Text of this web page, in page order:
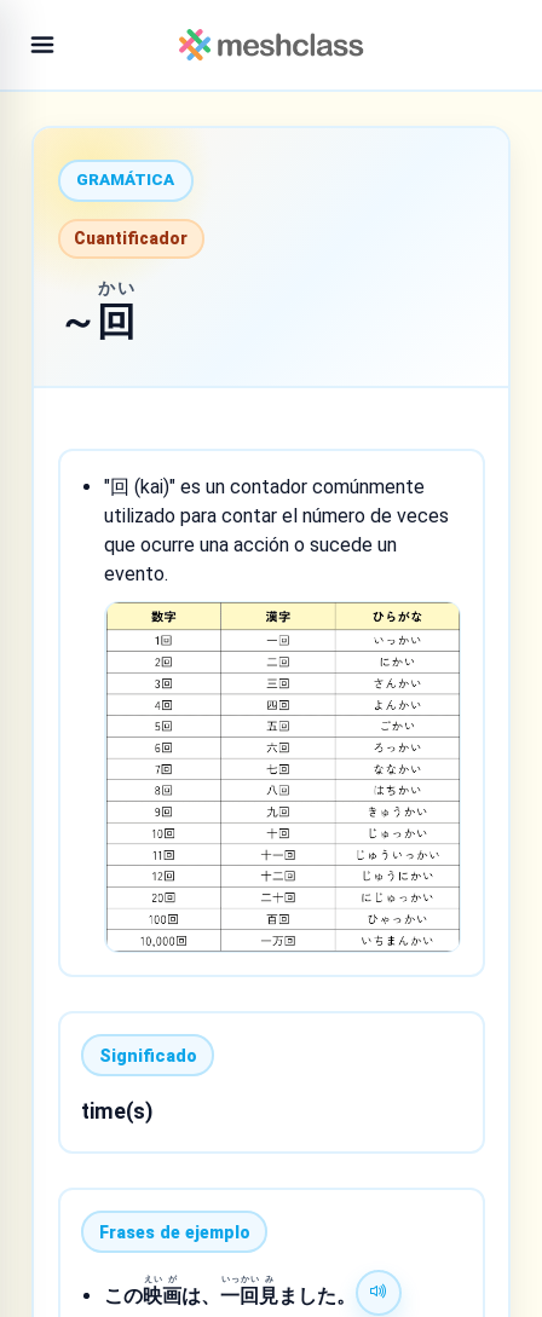
GRAMÁTICA
Cuantificador
～ 回
かい
"回 (kai)" es un contador comúnmente
utilizado para contar el número de veces
que ocurre una acción o sucede un
evento.
Significado
time(s)
Frases de ejemplo
この映
えい
画
が
は、一
いっ
回
かい
見
み
ました。